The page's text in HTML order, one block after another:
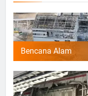
Bencana Alam